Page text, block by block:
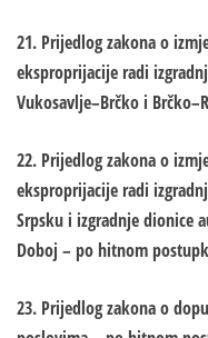
21. Prijedlog zakona o
eksproprijacije radi
Vukosavlje–Brčko i
22. Prijedlog zakona o
eksproprijacije radi
Srpsku i izgradnje dionice
Doboj – po hitnom
23. Prijedlog zakona o